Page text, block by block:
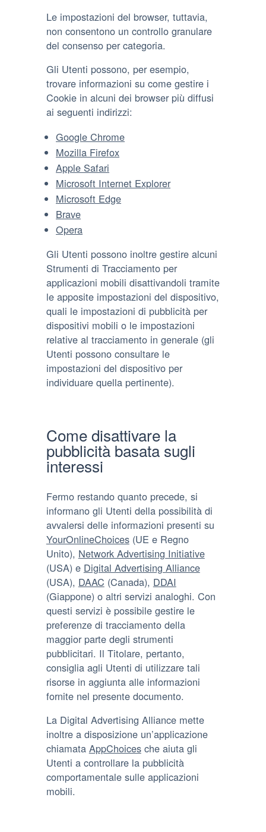
Le impostazioni del browser, tuttavia,
non consentono un controllo granulare
del consenso per categoria.
Gli Utenti possono, per esempio,
trovare informazioni su come gestire i
Cookie in alcuni dei browser più diffusi
ai seguenti indirizzi:
Google Chrome
Mozilla Firefox
Apple Safari
Microsoft Internet Explorer
Microsoft Edge
Brave
Opera
Gli Utenti possono inoltre gestire alcuni
Strumenti di Tracciamento per
applicazioni mobili disattivandoli tramite
le apposite impostazioni del dispositivo,
quali le impostazioni di pubblicità per
dispositivi mobili o le impostazioni
relative al tracciamento in generale (gli
Utenti possono consultare le
impostazioni del dispositivo per
individuare quella pertinente).
Come disattivare la
pubblicità basata sugli
interessi
Fermo restando quanto precede, si
informano gli Utenti della possibilità di
avvalersi delle informazioni presenti su
YourOnlineChoices(UE e Regno
Unito), Network Advertising Initiative
(USA) e Digital Advertising Alliance
(USA), DAAC (Canada), DDAI
(Giappone) o altri servizi analoghi. Con
questi servizi è possibile gestire le
preferenze di tracciamento della
maggior parte degli strumenti
pubblicitari. Il Titolare, pertanto,
consiglia agli Utenti di utilizzare tali
risorse in aggiunta alle informazioni
fornite nel presente documento.
La Digital Advertising Alliance mette
inoltre a disposizione un’applicazione
chiamata AppChoicesche aiuta gli
Utenti a controllare la pubblicità
comportamentale sulle applicazioni
mobili.